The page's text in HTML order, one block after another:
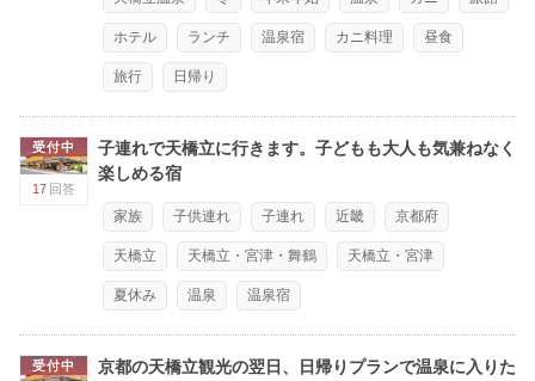
ホテル ランチ 温泉宿 カニ料理 昼食
旅行 日帰り
受付中
17 回答
子連れで天橋立に行きます。子どもも大人も気兼ねなく
楽しめる宿
家族 子供連れ 子連れ 近畿 京都府
天橋立 天橋立・宮津・舞鶴 天橋立・宮津
夏休み 温泉 温泉宿
受付中
京都の天橋立観光の翌日、日帰りプランで温泉に入りた